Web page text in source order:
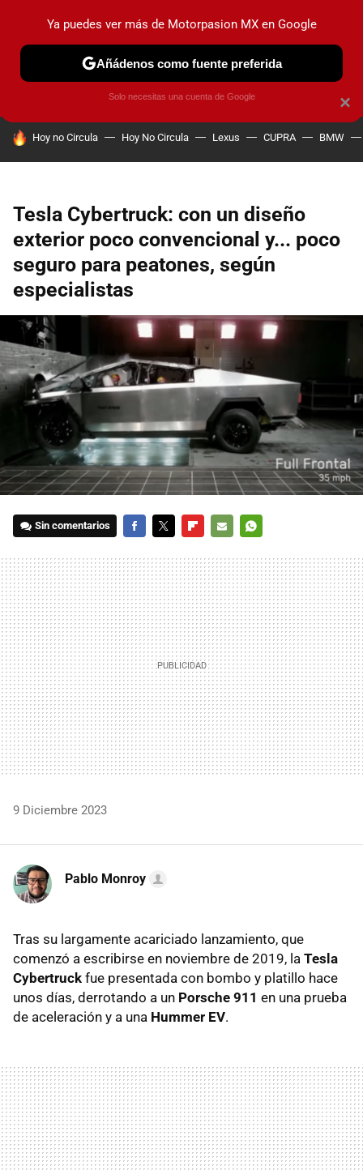
PRUEBAS INDUSTRIA HOY NO CIRCULA
HOY SE HABLA DE
Hoy no Circula Hoy No Circula Lexus CUPRA BMW
Tesla Cybertruck: con un diseño
exterior poco convencional y... poco
seguro para peatones, según
especialistas
Sin comentarios
MAIL
9 Diciembre 2023
Pablo Monroy
Tras su largamente acariciado lanzamiento, que
comenzó a escribirse en noviembre de 2019, la Tesla
Cybertruck fue presentada con bombo y platillo hace
unos días, derrotando a un Porsche 911 en una prueba
de aceleración y a una Hummer EV.
×
Ya puedes ver más de Motorpasion MX en Google
Añádenos como fuente preferida
Solo necesitas una cuenta de Google